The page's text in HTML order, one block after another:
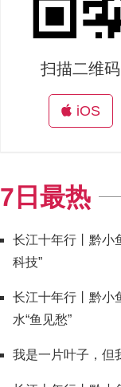
扫描二维
iOS
7日最热
长江十年行丨黔小
科技”
长江十年行丨黔小
水“鱼见愁”
我是一片叶子，但